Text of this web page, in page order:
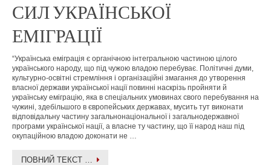
СИЛ УКРАЇНСЬКОЇ
ЕМІГРАЦІЇ
“Українська еміграція є органічною інтегральною частиною цілого
українського народу, що під чужою владою перебуває. Політичні думи,
культурно-освітні стремління і організаційні змагання до утворення
власної держави української нації повинні наскрізь пройняти й
українську еміграцію, яка в спеціальних умовинах свого перебування на
чужині, здебільшого в європейських державах, мусить тут виконати
відповідальну частину загальнонаціональної і загальнодержавної
програми української нації, а власне ту частину, що її народ наш під
окупаційною владою доконати не …
ПОВНИЙ ТЕКСТ …